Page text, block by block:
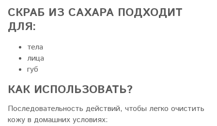
СКРАБ ИЗ САХАРА ПОДХОДИТ
ДЛЯ:
тела
лица
губ
КАК ИСПОЛЬЗОВАТЬ?
Последовательность действий, чтобы легко очистить
кожу в домашних условиях: